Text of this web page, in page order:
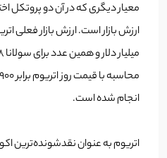
معیار دیگری که در آن دو پروتکل
انجام شده است.
اتریوم به عنوان نقدشونده‌ترین